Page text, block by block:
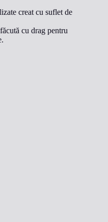
creat cu suflet de
cu drag pentru